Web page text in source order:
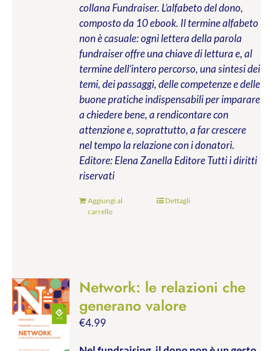
collana Fundraiser. L’alfabeto del dono,
composto da 10 ebook. Il termine alfabeto
non è casuale: ogni lettera della parola
fundraiser offre una chiave di lettura e, al
termine dell’intero percorso, una sintesi dei
temi, dei passaggi, delle competenze e delle
buone pratiche indispensabili per imparare
a chiedere bene, a rendicontare con
attenzione e, soprattutto, a far crescere
nel tempo la relazione con i donatori.
Editore: Elena Zanella EditoreTutti i diritti
riservati
Aggiungi al
carrello
Dettagli
Network: le relazioni che
generano valore
€4.99